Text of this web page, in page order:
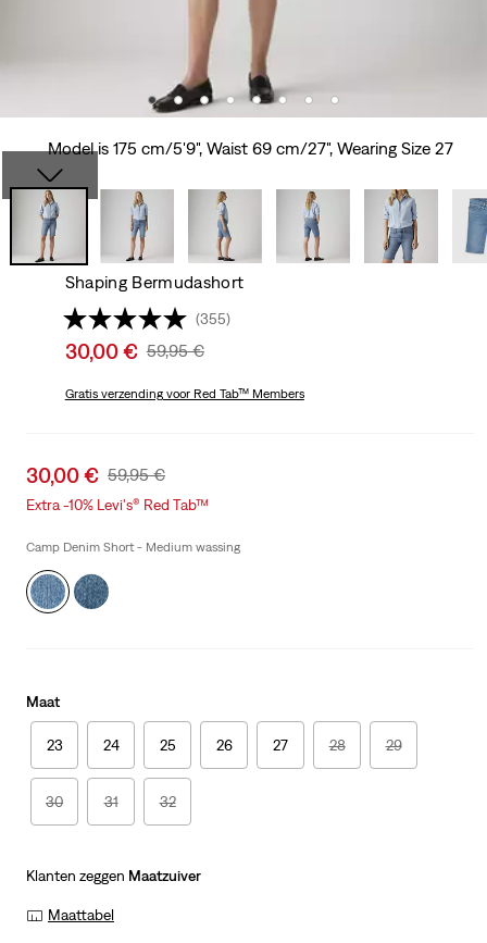
Model is 175 cm/5'9", Waist 69 cm/27", Wearing Size 27
Shaping Bermudashort
(355)
Sale
is
30,00 € Original
Was
59,95 €
Gratis verzendingvoor Red Tab™ Members
Sale
price
30,00 € Original
Price
59,95 €
Extra -10% Levi's® Red Tab™
Camp Denim Short - Medium wassing
Maat
23 24 25 26 27 28 29
30 31 32
Klanten zeggen Maatzuiver
Maattabel